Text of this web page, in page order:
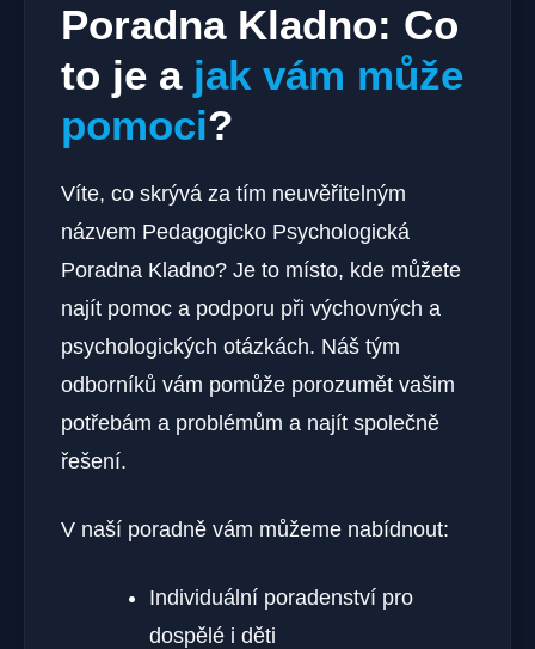
Poradna Kladno: Co
to je a jak vám může
pomoci?
Víte, co skrývá za tím neuvěřitelným
názvem Pedagogicko Psychologická
Poradna Kladno? Je to místo, kde můžete
najít pomoc a podporu při výchovných a
psychologických otázkách. Náš tým
odborníků vám pomůže porozumět vašim
potřebám a problémům a najít společně
řešení.
V naší poradně vám můžeme nabídnout:
Individuální poradenství pro
dospělé i děti